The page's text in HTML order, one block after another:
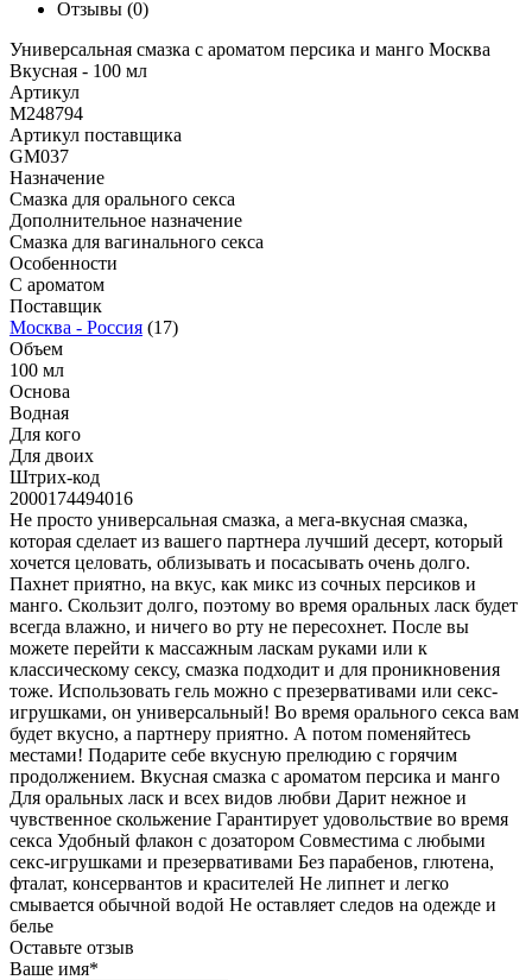
Отзывы (0)
Универсальная смазка с ароматом персика и манго Москва
Вкусная - 100 мл
Артикул
M248794
Артикул поставщика
GM037
Назначение
Смазка для орального секса
Дополнительное назначение
Смазка для вагинального секса
Особенности
С ароматом
Поставщик
Москва - Россия (17)
Объем
100 мл
Основа
Водная
Для кого
Для двоих
Штрих-код
2000174494016
Не просто универсальная смазка, а мега-вкусная смазка,
которая сделает из вашего партнера лучший десерт, который
хочется целовать, облизывать и посасывать очень долго.
Пахнет приятно, на вкус, как микс из сочных персиков и
манго. Скользит долго, поэтому во время оральных ласк будет
всегда влажно, и ничего во рту не пересохнет. После вы
можете перейти к массажным ласкам руками или к
классическому сексу, смазка подходит и для проникновения
тоже. Использовать гель можно с презервативами или секс-
игрушками, он универсальный! Во время орального секса вам
будет вкусно, а партнеру приятно. А потом поменяйтесь
местами! Подарите себе вкусную прелюдию с горячим
продолжением. Вкусная смазка с ароматом персика и манго
Для оральных ласк и всех видов любви Дарит нежное и
чувственное скольжение Гарантирует удовольствие во время
секса Удобный флакон с дозатором Совместима с любыми
секс-игрушками и презервативами Без парабенов, глютена,
фталат, консервантов и красителей Не липнет и легко
смывается обычной водой Не оставляет следов на одежде и
белье
Оставьте отзыв
Ваше имя*